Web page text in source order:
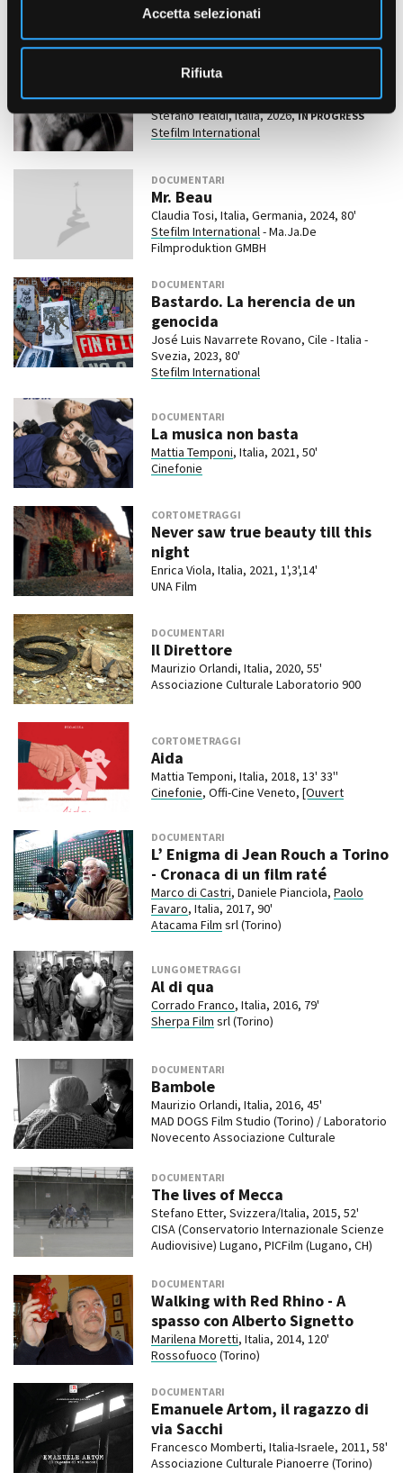
Accetta selezionati
Rifiuta
Matteo Castellino, Italia, 2026,
Stefilm International
DOCUMENTARI
I gatti della piramide
Stefano Tealdi, Italia, 2026,IN PROGRESS
Stefilm International
DOCUMENTARI
Mr. Beau
Claudia Tosi, Italia, Germania, 2024, 80'
Stefilm International- Ma.Ja.De
Filmproduktion GMBH
DOCUMENTARI
Bastardo. La herencia de un
genocida
José Luis Navarrete Rovano, Cile - Italia -
Svezia, 2023, 80'
Stefilm International
DOCUMENTARI
La musica non basta
Mattia Temponi, Italia, 2021, 50'
Cinefonie
CORTOMETRAGGI
Never saw true beauty till this
night
Enrica Viola, Italia, 2021, 1',3',14'
UNA Film
DOCUMENTARI
Il Direttore
Maurizio Orlandi, Italia, 2020, 55'
Associazione Culturale Laboratorio 900
CORTOMETRAGGI
Aida
Mattia Temponi, Italia, 2018, 13' 33''
Cinefonie, Offi-Cine Veneto, [Ouvert
DOCUMENTARI
L’ Enigma di Jean Rouch a Torino
- Cronaca di un film raté
Marco di Castri, Daniele Pianciola, Paolo
Favaro, Italia, 2017, 90'
Atacama Film srl (Torino)
LUNGOMETRAGGI
Al di qua
Corrado Franco, Italia, 2016, 79'
Sherpa Film srl (Torino)
DOCUMENTARI
Bambole
Maurizio Orlandi, Italia, 2016, 45'
MAD DOGS Film Studio (Torino) / Laboratorio
Novecento Associazione Culturale
DOCUMENTARI
The lives of Mecca
Stefano Etter, Svizzera/Italia, 2015, 52'
CISA (Conservatorio Internazionale Scienze
Audiovisive) Lugano, PICFilm (Lugano, CH)
DOCUMENTARI
Walking with Red Rhino - A
spasso con Alberto Signetto
Marilena Moretti, Italia, 2014, 120'
Rossofuoco (Torino)
DOCUMENTARI
Emanuele Artom, il ragazzo di
via Sacchi
Francesco Momberti, Italia-Israele, 2011, 58'
Associazione Culturale Pianoerre (Torino)